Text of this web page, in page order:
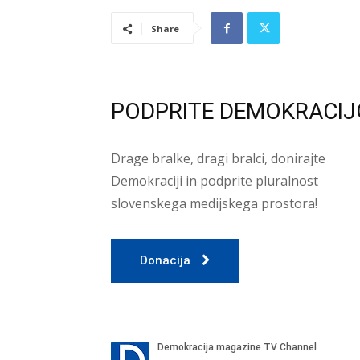
Share
PODPRITE
Drage bralke, dragi bralci, donirajte
Demokraciji in podprite pluralnost
slovenskega medijskega prostora!
Donacija